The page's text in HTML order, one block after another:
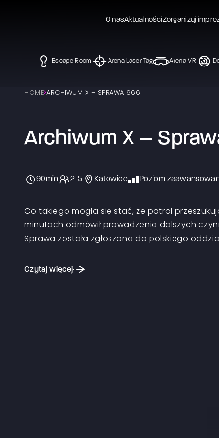
O nasAktualnościZorganizuj
Escape Room Arena Laser Tag Arena VR
HOME ARCHIWUM X – SPRAWA 666
Archiwum X –
90min 2-5 Katowice Poziom
Co takiego mogła się stać, że patrol
minutach odmówił prowadzenia dalszych
Sprawa została zgłoszona do polskiego
Czytaj więcej